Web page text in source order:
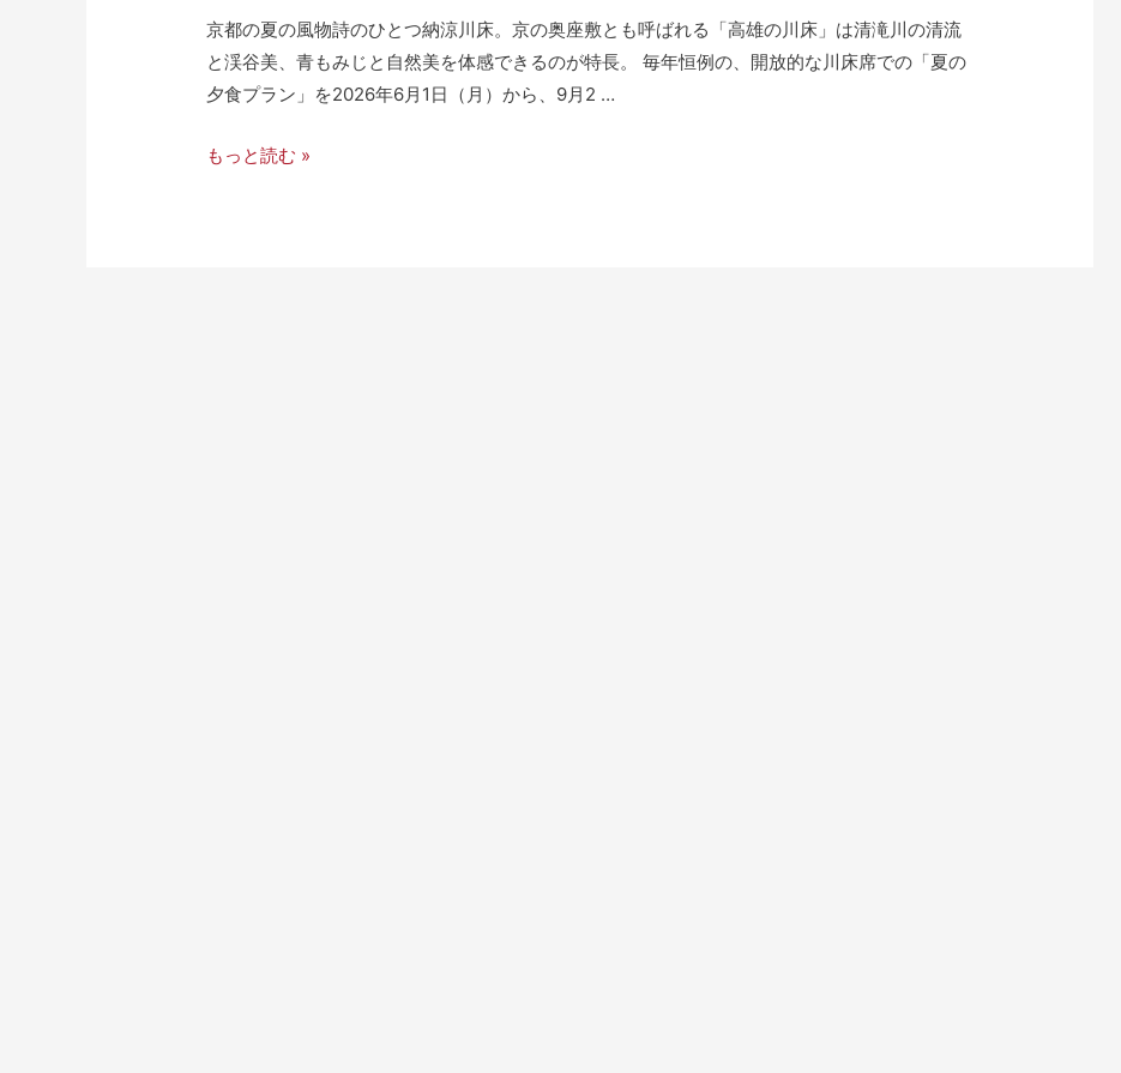
京都の夏の風物詩のひとつ納涼川床。京の奥座敷とも呼ばれる「高雄の川床」は清滝川の清流
と渓谷美、青もみじと自然美を体感できるのが特長。 毎年恒例の、開放的な川床席での「夏の
夕食プラン」を2026年6月1日（月）から、9月2 …
もっと読む »